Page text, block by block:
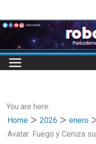
to
content
You are here:
Home
2026 enero
Avatar: Fuego y Ceniza